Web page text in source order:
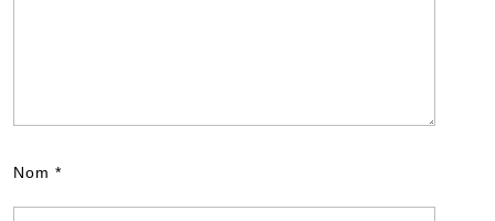
Nom *